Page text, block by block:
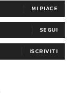
MI PIACE
SEGUI
ISCRIVITI